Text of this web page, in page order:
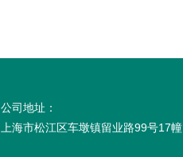
公司地址：
上海市松江区车墩镇留业路99号17幢